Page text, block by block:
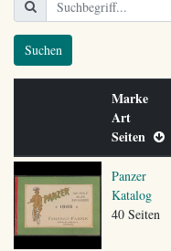
Suchen
Marke
Art
Seiten
Panzer
Katalog
40 Seiten